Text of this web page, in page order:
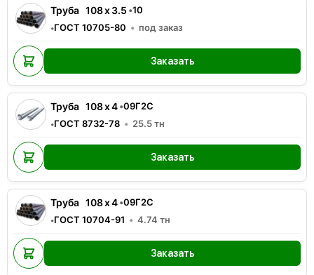
Труба 108x3.5 •10
•ГОСТ 10705-80 под заказ
Заказать
Труба 108x4•09Г2С
•ГОСТ 8732-78 25.5тн
Заказать
Труба 108x4•09Г2С
•ГОСТ 10704-91 4.74 тн
Заказать